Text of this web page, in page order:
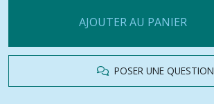
AJOUTER AU PANIER
POSER UNE QUESTION